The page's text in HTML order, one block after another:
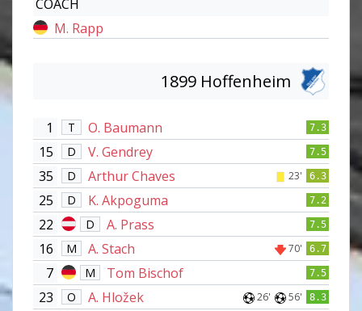
COACH
M. Rapp
1899 Hoffenheim
1 T O. Baumann 7.3
15 D V. Gendrey 7.5
35 D Arthur Chaves 23' 6.3
25 D K. Akpoguma 7.2
22 D A. Prass 7.5
16 M A. Stach 70' 6.7
7 M Tom Bischof 7.5
23 O A. Hložek 26' 56' 8.3